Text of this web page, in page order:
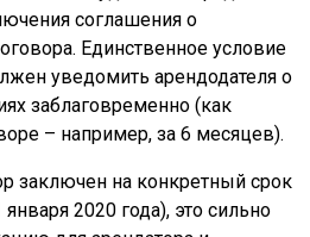
соглашения о
Единственное условие
уведомить арендодателя о
заблаговременно (как
– например, за 6 месяцев).
заключен на конкретный срок
2020 года), это сильно